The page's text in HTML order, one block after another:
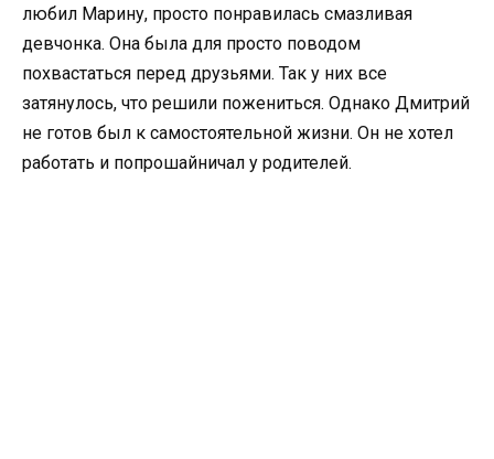
любил Марину, просто понравилась смазливая
девчонка. Она была для просто поводом
похвастаться перед друзьями. Так у них все
затянулось, что решили пожениться. Однако Дмитрий
не готов был к самостоятельной жизни. Он не хотел
работать и попрошайничал у родителей.